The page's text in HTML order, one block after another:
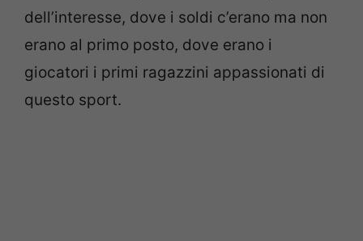
dell’interesse, dove i soldi c’erano ma non
erano al primo posto, dove erano i
giocatori i primi ragazzini appassionati di
questo sport.